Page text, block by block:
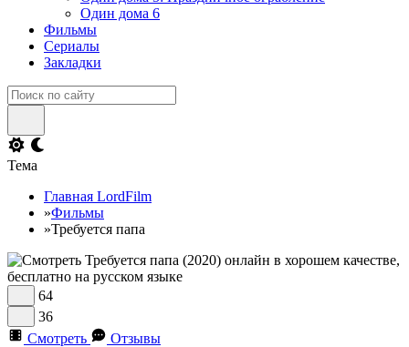
Один дома 6
Фильмы
Сериалы
Закладки
Тема
Главная LordFilm
»Фильмы
»Требуется папа
64
36
Смотреть
Отзывы